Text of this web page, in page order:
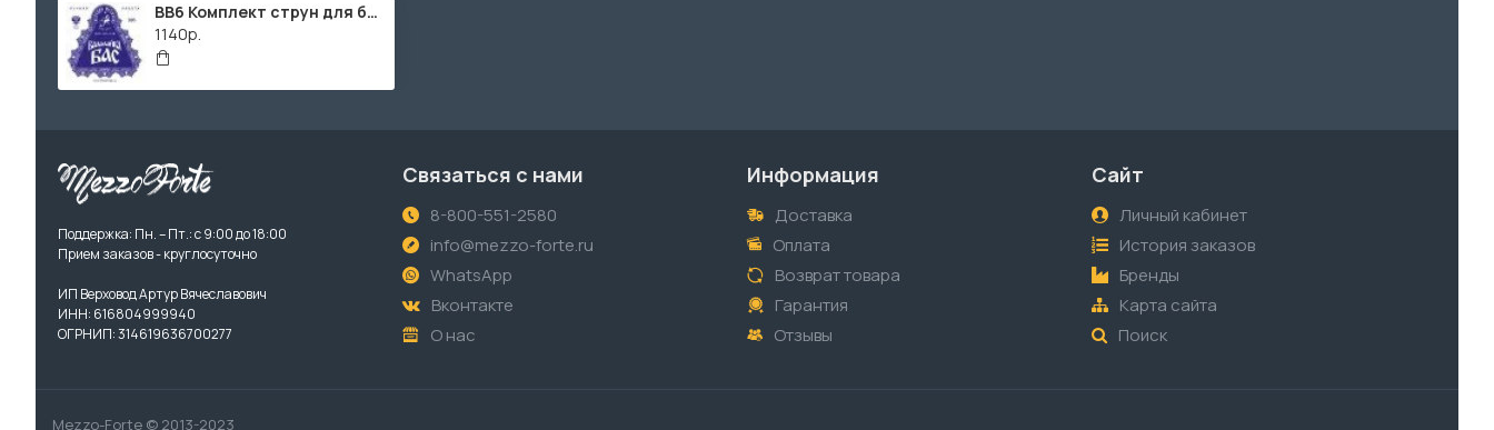
BB6 Комплект струн для балалайки БАС, сталь/фосф. бронза, Господин Музыкант
1140р.
Поддержка: Пн. – Пт.: с 9:00 до 18:00
Прием заказов - круглосуточно
ИП Верховод Артур Вячеславович
ИНН: 616804999940
ОГРНИП: 314619636700277
Связаться с нами
8-800-551-2580
info@mezzo-forte.ru
WhatsApp
Вконтакте
О нас
Информация
Доставка
Оплата
Возврат товара
Гарантия
Отзывы
Сайт
Личный кабинет
История заказов
Бренды
Карта сайта
Поиск
Mezzo-Forte © 2013-2023